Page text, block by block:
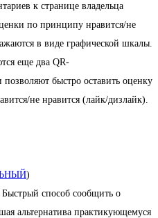
к странице владельца
по принципу нравится/не
в виде графической шкалы.
еще два QR-
быстро оставить оценку
не нравится (лайк/дизлайк).
)
способ сообщить о
альтернатива практикующемуся